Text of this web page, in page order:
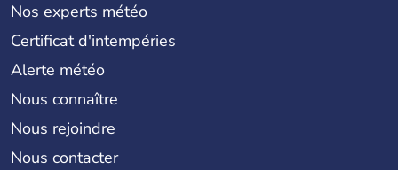
Nos experts météo
Certificat d'intempéries
Alerte météo
Nous connaître
Nous rejoindre
Nous contacter